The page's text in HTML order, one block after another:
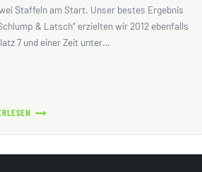
Staffeln am Start. Unser bestes Ergebnis
& Latsch“ erzielten wir 2012 ebenfalls
7 und einer Zeit unter…